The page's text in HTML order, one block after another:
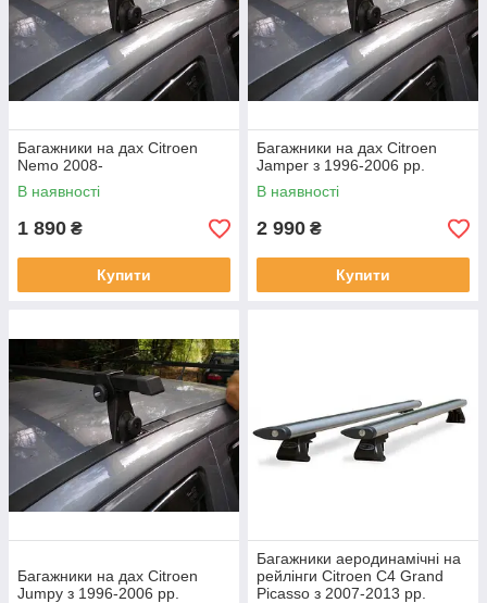
Багажники на дах Citroen
Nemo 2008-
В наявності
1 890 ₴
Купити
Багажники на дах Citroen
Jamper з 1996-2006 рр.
В наявності
2 990 ₴
Купити
Багажники на дах Citroen
Jumpy з 1996-2006 рр.
Багажники аеродинамічні на
рейлінги Citroen C4 Grand
Picasso з 2007-2013 рр.